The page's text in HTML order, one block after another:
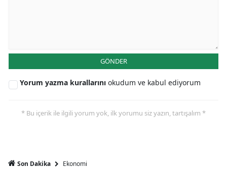
GÖNDER
Yorum yazma kurallarını okudum ve kabul ediyorum
* Bu içerik ile ilgili yorum yok, ilk yorumu siz yazın, tartışalım *
Son Dakika Ekonomi